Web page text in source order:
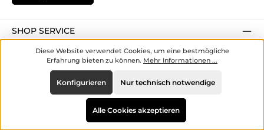
SHOP SERVICE
INFORMATIONEN
ZAHLUNGS- UND VERSANDARTEN
SICHER EINKAUFEN
UNSERE VORTEILE
Diese Website verwendet Cookies, um eine bestmögliche
Erfahrung bieten zu können. Mehr Informationen ...
Nur technisch notwendige
Konfigurieren
Alle Cookies akzeptieren